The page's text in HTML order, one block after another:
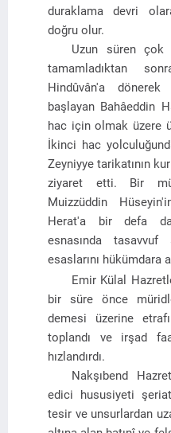
duraklama devri
doğru olur.
Uzun süren çok
tamamladıktan
Hindûvân'a
başlayan Bahâeddin
hac için olmak üzere
İkinci hac
Zeyniyye tarikatının
ziyaret etti. Bir
Muizzüddin
Herat'a bir defa
esnasında tasavvuf
esaslarını hükümdara
Emir Külal
bir süre önce
demesi üzerine
toplandı ve irşad
hızlandırdı.
Nakşıbend
edici hususiyeti
tesir ve unsurlardan